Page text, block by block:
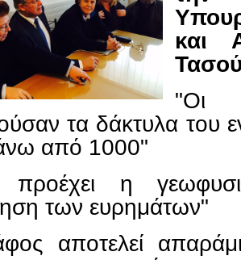
και
"Οι
τα δάκτυλα του
από 1000"
η
των ευρημάτων"
αποτελεί